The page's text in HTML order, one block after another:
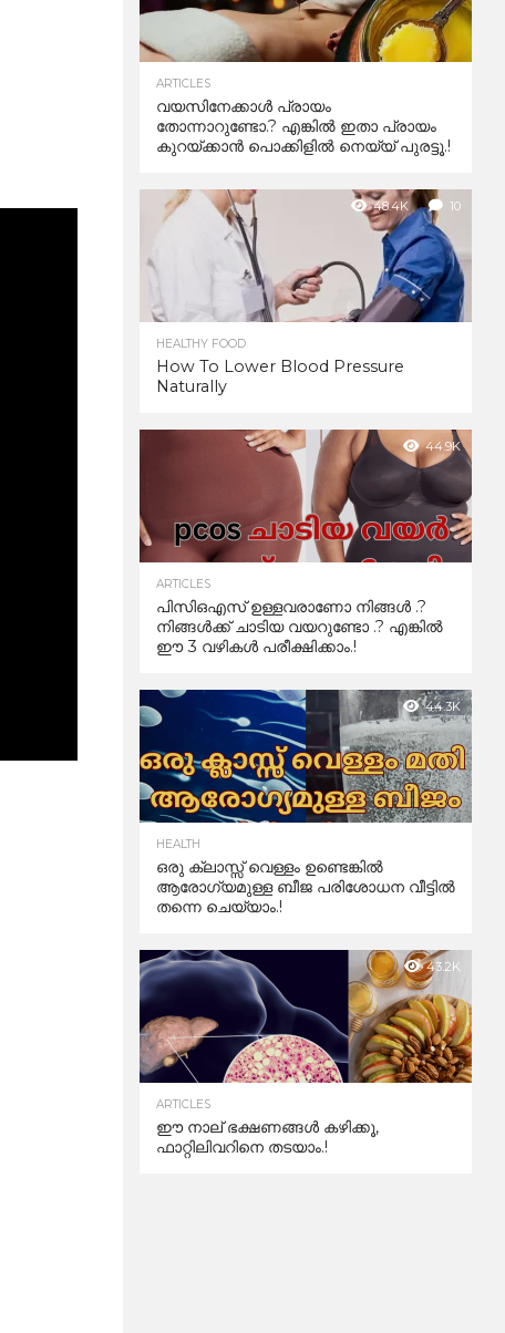
ARTICLES
വയസിനേക്കാൾ പ്രായം
തോന്നാറുണ്ടോ.? എങ്കിൽ ഇതാ പ്രായം
കുറയ്ക്കാന്‍ പൊക്കിളില്‍ നെയ്യ് പുരട്ടൂ.!
48.4K 10
HEALTHY FOOD
How To Lower Blood Pressure
Naturally
44.9K
ARTICLES
പിസിഒഎസ് ഉള്ളവരാണോ നിങ്ങൾ .?
നിങ്ങൾക്ക് ചാടിയ വയറുണ്ടോ .? എങ്കിൽ
ഈ 3 വഴികൾ പരീക്ഷിക്കാം.!
44.3K
HEALTH
ഒരു ക്ലാസ്സ് വെള്ളം ഉണ്ടെങ്കിൽ
ആരോഗ്യമുള്ള ബീജ പരിശോധന വീട്ടിൽ
തന്നെ ചെയ്യാം.!
43.2K
ARTICLES
ഈ നാല് ഭക്ഷണങ്ങൾ കഴിക്കൂ,
ഫാറ്റിലിവറിനെ തടയാം.!